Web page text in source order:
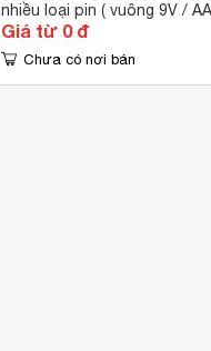
nhiều loại pin ( vuông 9V /
AAA )
Giá từ 0 đ
Chưa có nơi bán